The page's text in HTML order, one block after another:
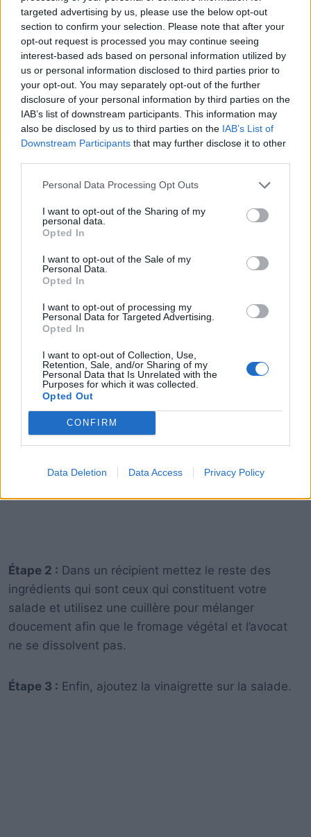
targeted advertising by us, please use the below opt-out
section to confirm your selection. Please note that after your
opt-out request is processed you may continue seeing
interest-based ads based on personal information utilized by
us or personal information disclosed to third parties prior to
your opt-out. You may separately opt-out of the further
disclosure of your personal information by third parties on the
IAB’s list of downstream participants. This information may
also be disclosed by us to third parties on the IAB’s List of
Downstream Participants that may further disclose it to other
Personal Data Processing Opt Outs
I want to opt-out of the Sharing of my
personal data.
Opted In
I want to opt-out of the Sale of my
Personal Data.
Opted In
I want to opt-out of processing my
Personal Data for Targeted Advertising.
Opted In
I want to opt-out of Collection, Use,
Retention, Sale, and/or Sharing of my
Personal Data that Is Unrelated with the
Purposes for which it was collected.
Opted Out
CONFIRM
Data Deletion Data Access Privacy Policy
Préparation :
balsamique et un peu de sel de mer et de poivre
noir, puis mélangez avec une cuillère.
Étape 2 : Dans un récipient mettez le reste des
ingrédients qui sont ceux qui constituent votre
salade et utilisez une cuillère pour mélanger
doucement afin que le fromage végétal et l’avocat
ne se dissolvent pas.
Étape 3 : Enfin, ajoutez la vinaigrette sur la salade.